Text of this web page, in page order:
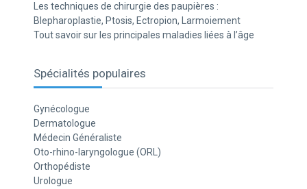
Les techniques de chirurgie des paupières :
Blepharoplastie, Ptosis, Ectropion, Larmoiement
Tout savoir sur les principales maladies liées à l’âge
Spécialités populaires
Gynécologue
Dermatologue
Médecin Généraliste
Oto-rhino-laryngologue (ORL)
Orthopédiste
Urologue